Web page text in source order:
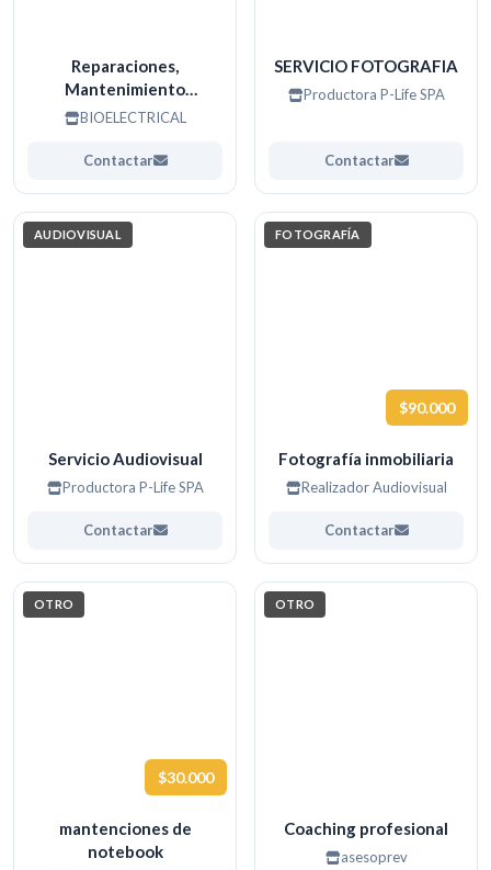
Reparaciones,
Mantenimiento
preventivo y correctivo.
BIOELECTRICAL
Contactar
SERVICIO FOTOGRAFIA
Productora P-Life SPA
Contactar
AUDIOVISUAL
Servicio Audiovisual
Productora P-Life SPA
Contactar
FOTOGRAFÍA
$90.000
Fotografía inmobiliaria
Realizador Audiovisual
Contactar
OTRO
$30.000
mantenciones de
notebook
OTRO
Coaching profesional
asesoprev